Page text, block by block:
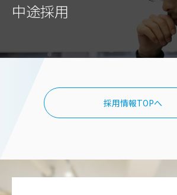
中途採用
採用情報TOPへ